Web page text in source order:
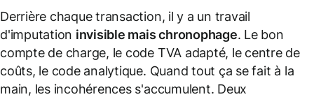
Derrière chaque transaction, il y a un travail
d'imputation invisible mais chronophage. Le bon
compte de charge, le code TVA adapté, le centre de
coûts, le code analytique. Quand tout ça se fait à la
main, les incohérences s'accumulent. Deux